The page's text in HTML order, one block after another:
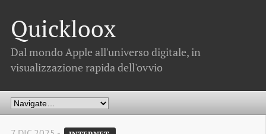
Quickloox
Dal mondo Apple all'universo digitale, in
visualizzazione rapida dell'ovvio